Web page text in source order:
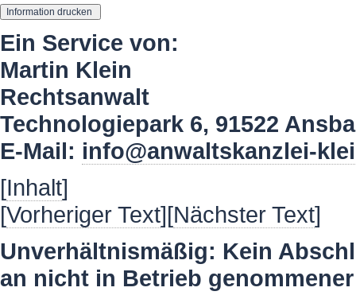
Ein Service von:
Martin Klein
Rechtsanwalt
Technologiepark 6, 91522
E-Mail: info@anwaltskanzlei-
[Inhalt]
[Vorheriger Text][Nächster Text]
Unverhältnismäßig: Kein
an nicht in Betrieb